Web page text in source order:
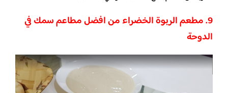
9. مطعم الربوة الخضراء من افضل مطاعم سمك في
الدوحة